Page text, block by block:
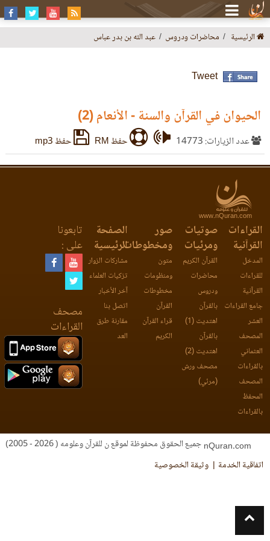
الرئيسية محاضرات ودروس عبد الله بن بدر عباس
Tweet
الحيوان في القرآن والسنة - الأنعام (2)
عدد الزيارات: 14773 حفظ RM حفظ mp3
www.nQuran.com
القراءات
القرآنية
المدخل
للقراءات
القرآنية
جامع القراءات
العشر
المصحف
العثماني
بالقراءات
المصحف
المحفظ
بالقراءات
صوتيات
ومرئيات
القرآن الكريم
محاضرات
ودروس
بالقرآن
اهتديت (1)
بالقرآن
اهتديت (2)
مصحف ورش
(مرئي)
صور
ومخطوطات
متون
ومنظومات
مخطوطات
القرآن
قراء القرآن
الكريم
الصفحة
الرئيسية
مشاركات الزوار
تزكيات العلماء
آخر الأخبار
اتصل بنا
مقارنة طرق
العد
تابعونا
على :
مصحف
القراءات
جميع الحقوق محفوظة لموقع ن للقرآن وعلومه ( 2026 - 2005)
اتفاقية الخدمة
وثيقة الخصوصية